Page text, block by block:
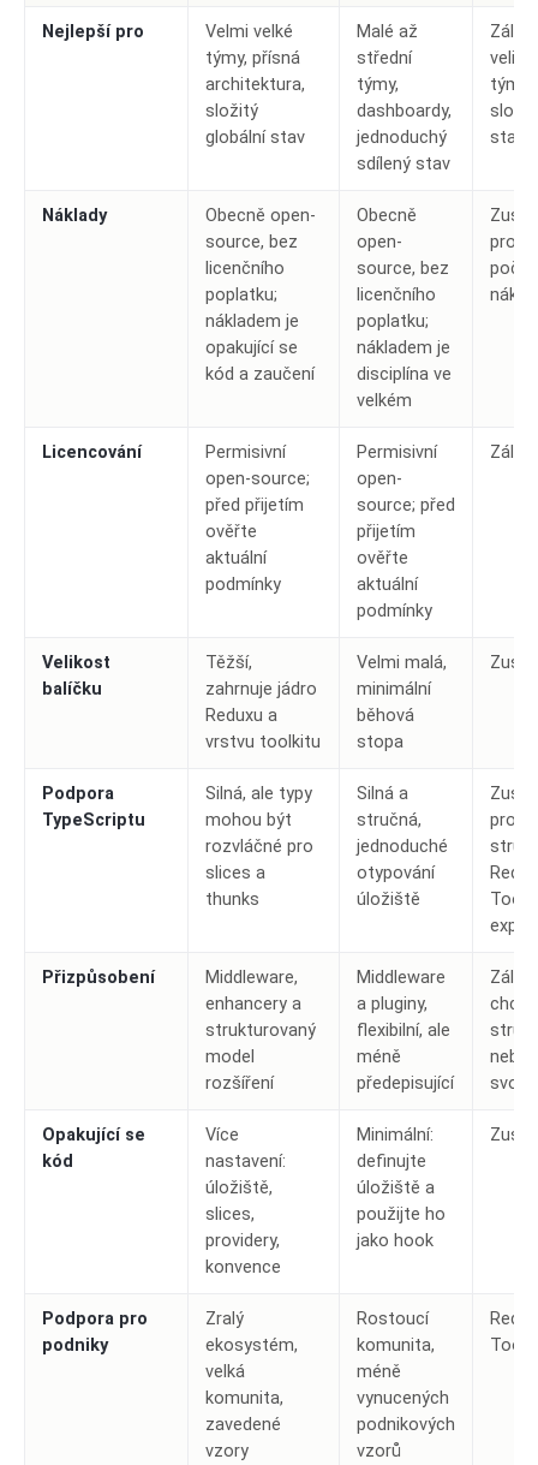
Nejlepší pro
Velmi velké
týmy, přísná
architektura,
složitý
globální stav
Malé až
střední
týmy,
dashboardy,
jednoduchý
sdílený stav
týmu
stavu
Náklady
Obecně open-
source, bez
licenčního
poplatku;
nákladem je
opakující se
kód a zaučení
Obecně
open-
source, bez
licenčního
poplatku;
nákladem je
disciplína ve
velkém
pro
Licencování
Permisivní
open-source;
před přijetím
ověřte
aktuální
podmínky
Permisivní
open-
source; před
přijetím
ověřte
aktuální
podmínky
Záleží
Velikost
balíčku
Těžší,
zahrnuje jádro
Reduxu a
vrstvu toolkitu
Velmi malá,
minimální
běhová
stopa
Podpora
TypeScriptu
Silná, ale typy
mohou být
rozvláčné pro
slices a
thunks
Silná a
stručná,
jednoduché
otypování
úložiště
pro
Redux
Přizpůsobení
Middleware,
enhancery a
strukturovaný
model
rozšíření
Middleware
a pluginy,
flexibilní, ale
méně
předepisující
nebo
Opakující se
kód
Více
nastavení:
úložiště,
slices,
providery,
konvence
Minimální:
definujte
úložiště a
použijte ho
jako hook
Podpora pro
podniky
Zralý
ekosystém,
velká
komunita,
zavedené
vzory
Rostoucí
komunita,
méně
vynucených
podnikových
vzorů
Redux